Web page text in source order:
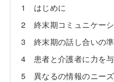
1 はじめに
2 終末期コミュニケー
3 終末期の話し合いの
4 患者と介護者に力を
5 異なるの情報のニー